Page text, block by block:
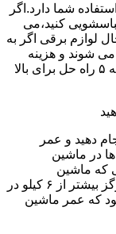
شما دارد.اگر
کنید،می
لوازم برقی اگر به
می شوند و هزینه
تعمیر زیادی را برای شما ایجاد می کنند.در ادامه ۵ راه حل برای بالا
دهید و عمر
در ماشین
که ماشین
لباسشویی شما دارای ظرفیت ۶ کیلو است،هرگز بیشتر از ۶ کیلو در
که عمر ماشین